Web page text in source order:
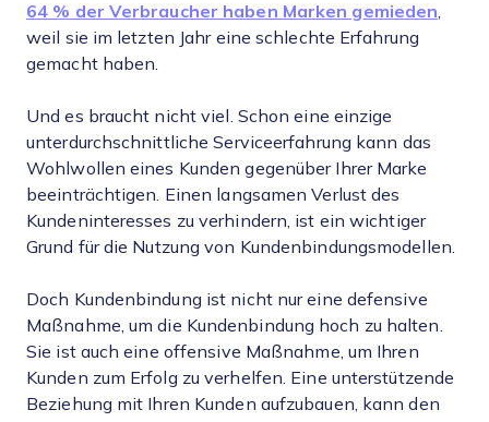
64 % der Verbraucher haben Marken gemieden
weil sie im letzten Jahr eine schlechte Erfahrung
gemacht haben.
Und es braucht nicht viel. Schon eine einzige
unterdurchschnittliche Serviceerfahrung kann das
Wohlwollen eines Kunden gegenüber Ihrer Marke
beeinträchtigen. Einen langsamen Verlust des
Kundeninteresses zu verhindern, ist ein wichtiger
Grund für die Nutzung von Kundenbindungsmodellen.
Doch Kundenbindung ist nicht nur eine defensive
Maßnahme, um die Kundenbindung hoch zu halten.
Sie ist auch eine offensive Maßnahme, um Ihren
Kunden zum Erfolg zu verhelfen. Eine unterstützende
Beziehung mit Ihren Kunden aufzubauen, kann den